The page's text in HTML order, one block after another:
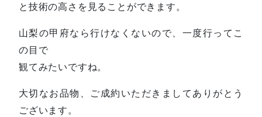
と技術の高さを見ることができます。
山梨の甲府なら行けなくないので、一度行ってこ
の目で
観てみたいですね。
大切なお品物、ご成約いただきましてありがとう
ございます。